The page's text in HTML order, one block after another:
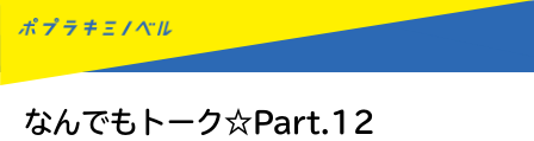
MENU
なんでもトーク☆Part.12